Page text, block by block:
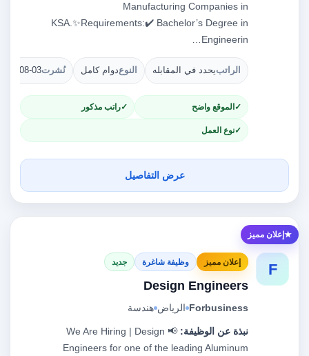
Manufacturing Companies in
KSA.✨Requirements:✔️ Bachelor’s Degree in
Engineerin…
الراتبيحدد في المقابله النوعدوام كامل نُشرت08-03
الموقع واضح راتب مذكور
نوع العمل
عرض التفاصيل
إعلان مميز
F إعلان مميز وظيفة شاغرة جديد
Design Engineers
Forbusiness الرياض هندسة
نبذة عن الوظيفة:
📢 We Are Hiring | Design
Engineers for one of the leading Aluminum